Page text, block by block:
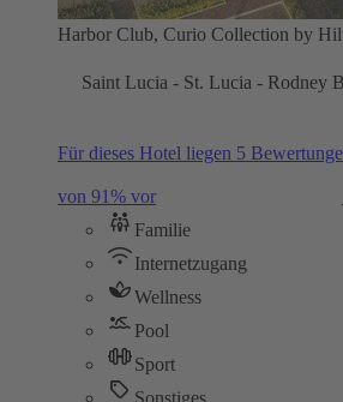
Harbor Club, Curio Collection by
Saint Lucia - St. Lucia - Rodney
Für dieses Hotel liegen 5
von 91% vor
Familie
Internetzugang
Wellness
Pool
Sport
Sonstiges